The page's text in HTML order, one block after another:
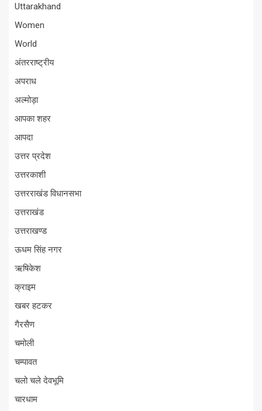
Uttarakhand
Women
World
अंतरराष्ट्रीय
अपराध
अल्मोड़ा
आपका शहर
आपदा
उत्तर प्रदेश
उत्तरकाशी
उत्तरराखंड विधानसभा
उत्तराखंड
उत्तराखण्ड
ऊधम सिंह नगर
ऋषिकेश
क्राइम
खबर हटकर
गैरसैण
चमोली
चम्पावत
चलो चले देवभूमि
चारधाम